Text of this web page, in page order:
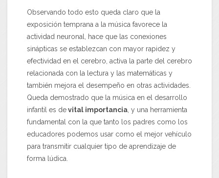
Observando todo esto queda claro que la
exposición temprana a la música favorece la
actividad neuronal, hace que las conexiones
sinápticas se establezcan con mayor rapidez y
efectividad en el cerebro, activa la parte del cerebro
relacionada con la lectura y las matemáticas y
también mejora el desempeño en otras actividades.
Queda demostrado que la música en el desarrollo
infantil es devital importancia , y una herramienta
fundamental con la que tanto los padres como los
educadores podemos usar como el mejor vehículo
para transmitir cualquier tipo de aprendizaje de
forma lúdica.